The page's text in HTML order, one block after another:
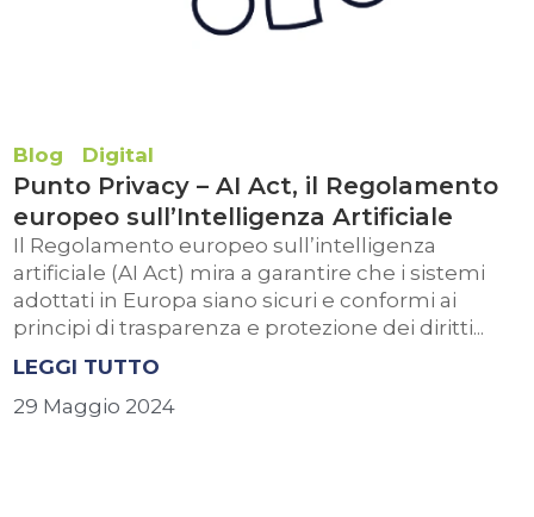
Blog Digital
Punto Privacy – AI Act, il Regolamento
europeo sull’Intelligenza Artificiale
Il Regolamento europeo sull’intelligenza
artificiale (AI Act) mira a garantire che i sistemi
adottati in Europa siano sicuri e conformi ai
principi di trasparenza e protezione dei diritti...
LEGGI TUTTO
29 Maggio 2024